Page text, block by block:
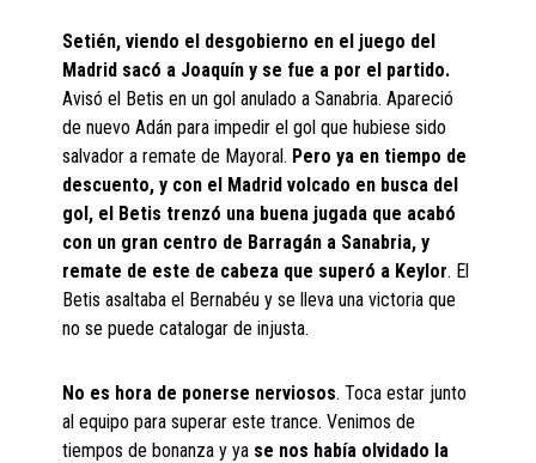
Setién, viendo el desgobierno en el juego del
Madrid sacó a Joaquín y se fue a por el partido.
Avisó el Betis en un gol anulado a Sanabria. Apareció
de nuevo Adán para impedir el gol que hubiese sido
salvador a remate de Mayoral. Pero ya en tiempo de
descuento, y con el Madrid volcado en busca del
gol, el Betis trenzó una buena jugada que acabó
con un gran centro de Barragán a Sanabria, y
remate de este de cabeza que superó a Keylor. El
Betis asaltaba el Bernabéu y se lleva una victoria que
no se puede catalogar de injusta.
No es hora de ponerse nerviosos. Toca estar junto
al equipo para superar este trance. Venimos de
tiempos de bonanza y ya se nos había olvidado la